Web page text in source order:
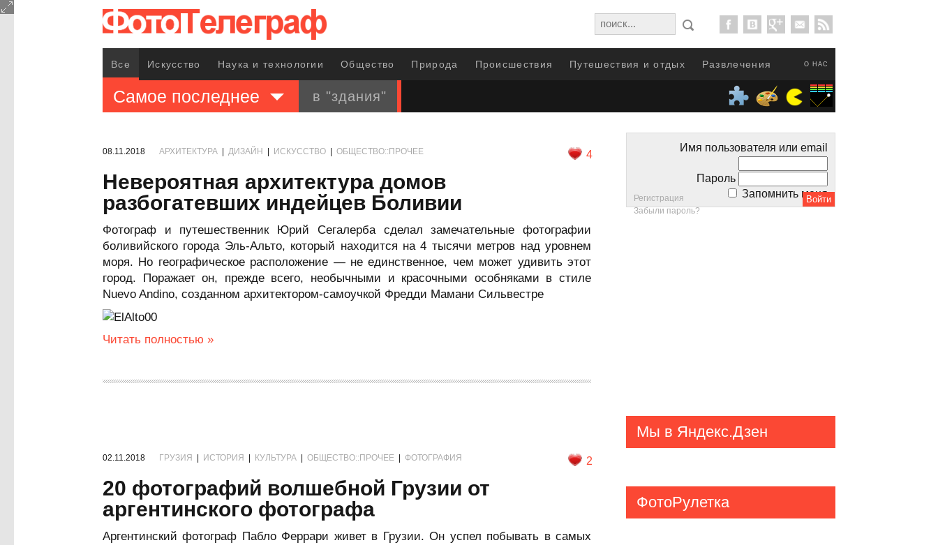
О НАС
Все Искусство Наука и технологии Общество Природа Происшествия Путешествия и отдых Развлечения
Самое последнее в "здания"
08.11.2018 АРХИТЕКТУРА ДИЗАЙН ИСКУССТВО ОБЩЕСТВО::ПРОЧЕЕ 4
Невероятная архитектура домов
разбогатевших индейцев Боливии
Фотограф и путешественник Юрий Сегалерба сделал замечательные фотографии
боливийского города Эль-Альто, который находится на 4 тысячи метров над уровнем
моря. Но географическое расположение — не единственное, чем может удивить этот
город. Поражает он, прежде всего, необычными и красочными особняками в стиле
Nuevo Andino, созданном архитектором-самоучкой Фредди Мамани Сильвестре
Читать полностью »
02.11.2018 ГРУЗИЯ ИСТОРИЯ КУЛЬТУРА ОБЩЕСТВО::ПРОЧЕЕ ФОТОГРАФИЯ 2
20 фотографий волшебной Грузии от
аргентинского фотографа
Аргентинский фотограф Пабло Феррари живет в Грузии. Он успел побывать в самых
Имя пользователя или email
Пароль
Запомнить меня
Регистрация
Забыли пароль?
Мы в Яндекс.Дзен
ФотоРулетка